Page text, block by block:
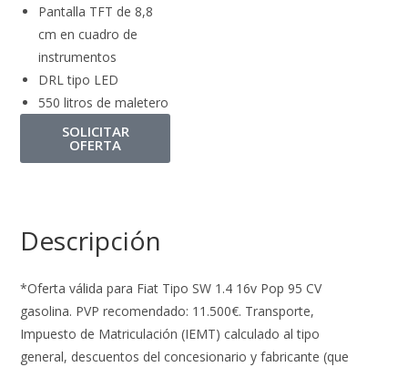
Pantalla TFT de 8,8
cm en cuadro de
instrumentos
DRL tipo LED
550 litros de maletero
SOLICITAR
OFERTA
Descripción
*Oferta válida para Fiat Tipo SW 1.4 16v Pop 95 CV
gasolina. PVP recomendado: 11.500€. Transporte,
Impuesto de Matriculación (IEMT) calculado al tipo
general, descuentos del concesionario y fabricante (que